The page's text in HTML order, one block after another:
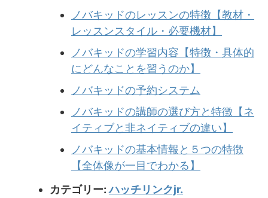
ノバキッドのレッスンの特徴【教材・
レッスンスタイル・必要機材】
ノバキッドの学習内容【特徴・具体的
にどんなことを習うのか】
ノバキッドの予約システム
ノバキッドの講師の選び方と特徴【ネ
イティブと非ネイティブの違い】
ノバキッドの基本情報と５つの特徴
【全体像が一目でわかる】
カテゴリー:ハッチリンクjr.